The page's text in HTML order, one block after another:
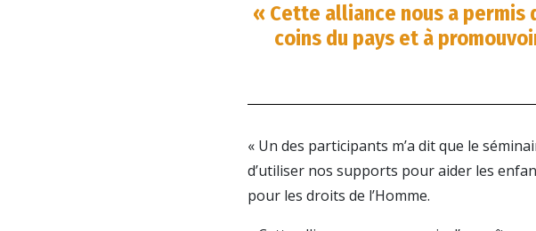
« Cette alliance nous a
coins du pays et à
« Un des participants m’a dit que le
d’utiliser nos supports pour aider les
pour les droits de l’Homme.